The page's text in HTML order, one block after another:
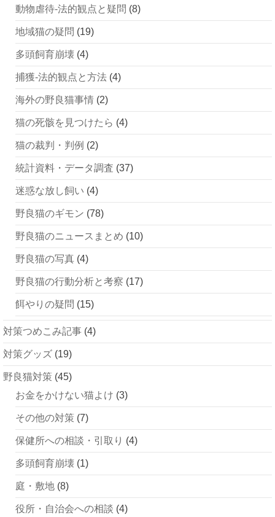
動物虐待-法的観点と疑問 (8)
地域猫の疑問 (19)
多頭飼育崩壊 (4)
捕獲-法的観点と方法 (4)
海外の野良猫事情 (2)
猫の死骸を見つけたら (4)
猫の裁判・判例 (2)
統計資料・データ調査 (37)
迷惑な放し飼い (4)
野良猫のギモン (78)
野良猫のニュースまとめ (10)
野良猫の写真 (4)
野良猫の行動分析と考察 (17)
餌やりの疑問 (15)
対策つめこみ記事 (4)
対策グッズ (19)
野良猫対策 (45)
お金をかけない猫よけ (3)
その他の対策 (7)
保健所への相談・引取り (4)
多頭飼育崩壊 (1)
庭・敷地 (8)
役所・自治会への相談 (4)